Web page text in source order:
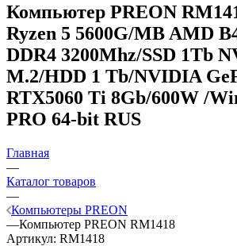
Компьютер PREON
Ryzen 5 5600G/MB AMD
DDR4 3200Mhz/SSD 1Tb
M.2/HDD 1 Tb/NVIDIA
RTX5060 Ti 8Gb/600W /
PRO 64-bit RUS
Главная
—
Каталог товаров
—
Компьютеры PREON
—Компьютер PREON RM1418
Артикул: RM1418